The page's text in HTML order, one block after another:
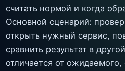
считать нормой и когда
Основной сценарий:
открыть нужный сервис,
сравнить результат в
отличается от